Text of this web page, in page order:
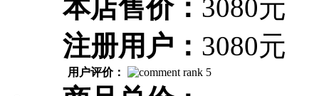
本店售价： 3080元
注册用户： 3080元
用户评价：